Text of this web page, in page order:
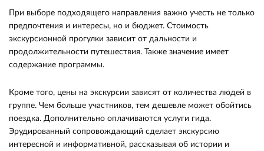
При выборе подходящего направления важно учесть не только
предпочтения и интересы, но и бюджет. Стоимость
экскурсионной прогулки зависит от дальности и
продолжительности путешествия. Также значение имеет
содержание программы.
Кроме того, цены на экскурсии зависят от количества людей в
группе. Чем больше участников, тем дешевле может обойтись
поездка. Дополнительно оплачиваются услуги гида.
Эрудированный сопровождающий сделает экскурсию
интересной и информативной, рассказывая об истории и